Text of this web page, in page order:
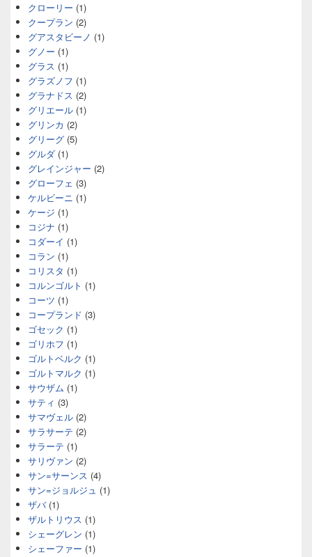
クローリー (1)
クープラン (2)
グアスタビーノ (1)
グノー (1)
グラス (1)
グラズノフ (1)
グラナドス (2)
グリエール (1)
グリンカ (2)
グリーグ (5)
グルダ (1)
グレインジャー (2)
グローフェ (3)
ケルビーニ (1)
ケージ (1)
コジナ (1)
コダーイ (1)
コラン (1)
コリスタ (1)
コルンゴルト (1)
コーツ (1)
コープランド (3)
ゴセック (1)
ゴリホフ (1)
ゴルトベルク (1)
ゴルトマルク (1)
サウザム (1)
サティ (3)
サマヴェル (2)
サラサーテ (2)
サラーテ (1)
サリヴァン (2)
サン=サーンス (4)
サン=ジョルジュ (1)
ザバ(1)
ザルトリウス (1)
シェーグレン (1)
シェーファー (1)